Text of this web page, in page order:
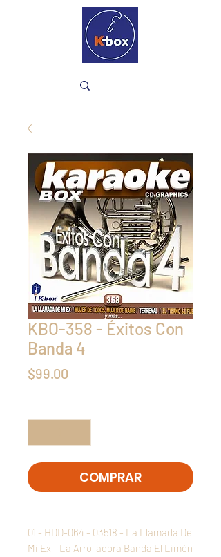
KBO-358 - Éxitos Con
Banda 4
$99.00
COMPRAR
01 - HDD-064 - 03518 - La Llamada De
Mi Ex - La Arrolladora Banda El Limón